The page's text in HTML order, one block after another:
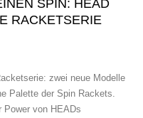
SPIN: HEAD
RACKETSERIE
zwei neue Modelle
Palette der Spin Rackets.
von HEADs